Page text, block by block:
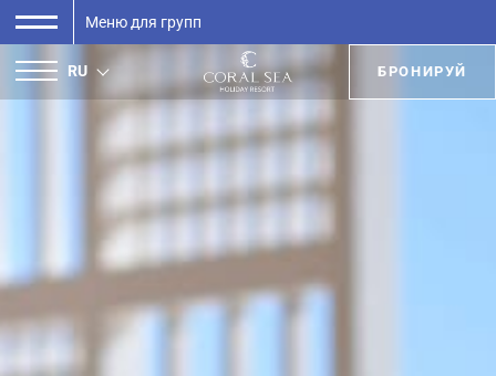
Меню для групп
RU БРОНИРУЙ